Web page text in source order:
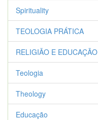
Spirituality
TEOLOGIA PRÁTICA
RELIGIÃO E EDUCAÇÃO
Teologia
Theology
Educação